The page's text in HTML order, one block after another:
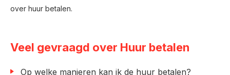
over huur betalen.
Veel gevraagd over Huur betalen
Op welke manieren kan ik de huur betalen?